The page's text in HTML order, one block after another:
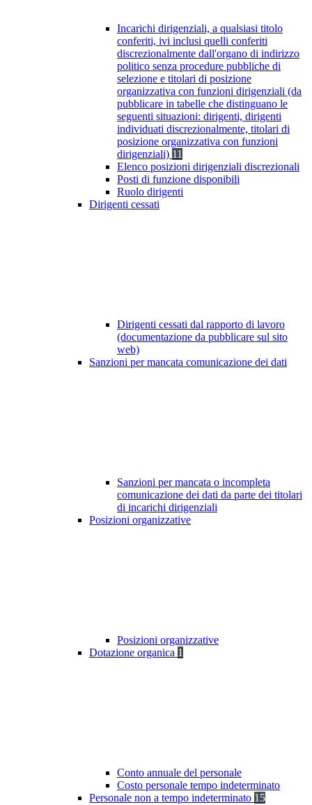
Incarichi dirigenziali, a qualsiasi titolo
conferiti, ivi inclusi quelli conferiti
discrezionalmente dall'organo di indirizzo
politico senza procedure pubbliche di
selezione e titolari di posizione
organizzativa con funzioni dirigenziali (da
pubblicare in tabelle che distinguano le
seguenti situazioni: dirigenti, dirigenti
individuati discrezionalmente, titolari di
posizione organizzativa con funzioni
dirigenziali) 11
Elenco posizioni dirigenziali discrezionali
Posti di funzione disponibili
Ruolo dirigenti
Dirigenti cessati
Dirigenti cessati dal rapporto di lavoro
(documentazione da pubblicare sul sito
web)
Sanzioni per mancata comunicazione dei dati
Sanzioni per mancata o incompleta
comunicazione dei dati da parte dei titolari
di incarichi dirigenziali
Posizioni organizzative
Posizioni organizzative
Dotazione organica 1
Conto annuale del personale
Costo personale tempo indeterminato
Personale non a tempo indeterminato 15